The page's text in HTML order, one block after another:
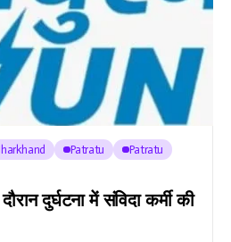
Patratu
Patratu
दुर्घटना में संविदा कर्मी की